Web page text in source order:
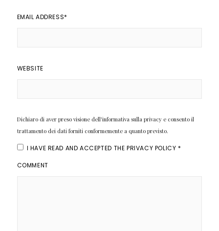
EMAIL ADDRESS*
WEBSITE
Dichiaro di aver preso visione dell'informativa sulla privacy e consento il
trattamento dei dati forniti conformemente a quanto previsto.
I HAVE READ AND ACCEPTED THE PRIVACY POLICY *
COMMENT